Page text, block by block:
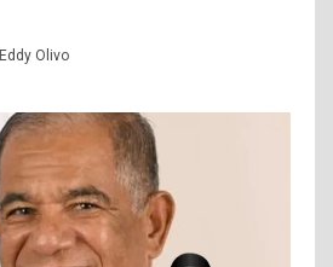
Eddy Olivo